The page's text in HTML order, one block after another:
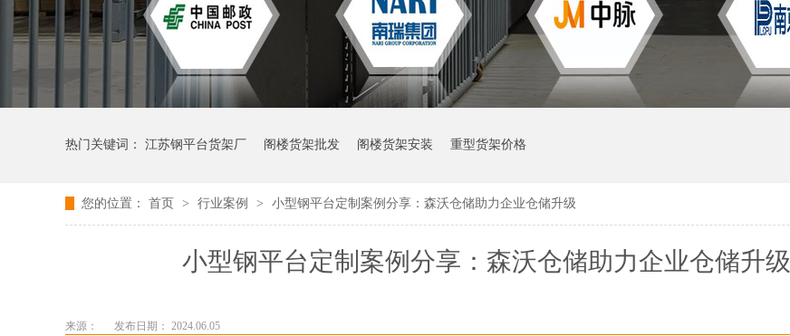
热门关键词： 江苏钢平台货架厂 阁楼货架批发 阁楼货架安装 重型货架价格
您的位置： 首页 > 行业案例 > 小型钢平台定制案例分享：森沃仓储助力企业仓储升级
小型钢平台定制案例分享：森沃仓储助力企业仓储升级
来源： 发布日期： 2024.06.05